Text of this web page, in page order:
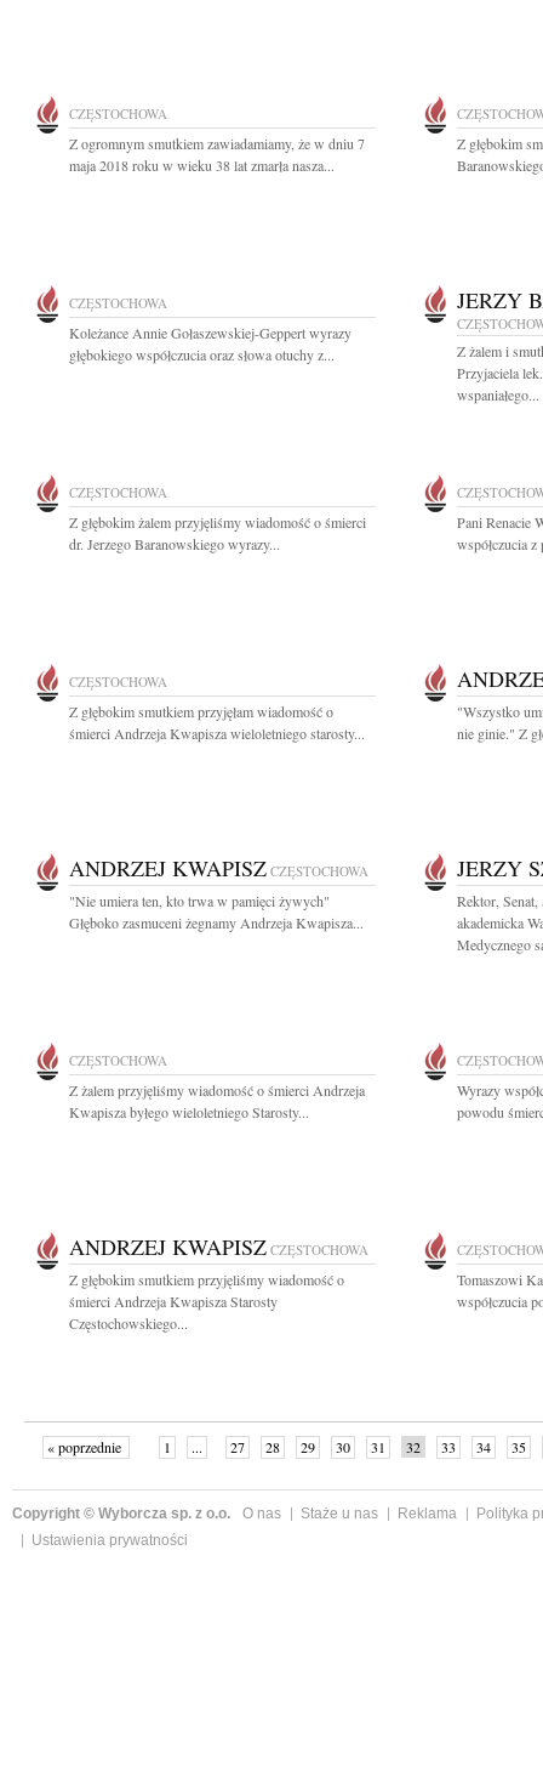
CZĘSTOCHOWA
Z ogromnym smutkiem zawiadamiamy, że w dniu 7
maja 2018 roku w wieku 38 lat zmarła nasza...
Z głębokim
CZĘSTOCHOWA
Koleżance Annie Gołaszewskiej-Geppert wyrazy
głębokiego współczucia oraz słowa otuchy z...
JERZY
Z żalem i
Przyjaciela
wspaniałego...
CZĘSTOCHOWA
Z głębokim żalem przyjęliśmy wiadomość o śmierci
dr. Jerzego Baranowskiego wyrazy...
Pani Renacie
współczucia
CZĘSTOCHOWA
Z głębokim smutkiem przyjęłam wiadomość o
śmierci Andrzeja Kwapisza wieloletniego starosty...
"Wszystko
nie ginie." Z
ANDRZEJ KWAPISZ CZĘSTOCHOWA
"Nie umiera ten, kto trwa w pamięci żywych"
Głęboko zasmuceni żegnamy Andrzeja Kwapisza...
JERZY
Rektor, Senat,
akademicka
Medycznego
CZĘSTOCHOWA
Z żalem przyjęliśmy wiadomość o śmierci Andrzeja
Kwapisza byłego wieloletniego Starosty...
Wyrazy
powodu
ANDRZEJ KWAPISZ CZĘSTOCHOWA
Z głębokim smutkiem przyjęliśmy wiadomość o
śmierci Andrzeja Kwapisza Starosty
Częstochowskiego...
Tomaszowi
współczucia
« poprzednie 1 ... 27 28 29 30 31 32 33 34
35
Copyright © Wyborcza sp. z o.o. O nas Staże u nas Reklama
Polityka
Ustawienia prywatności